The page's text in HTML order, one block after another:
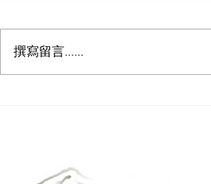
撰寫留言......